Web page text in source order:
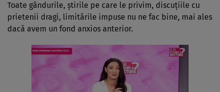
Toate gândurile, știrile pe care le privim, discuțiile cu
prietenii dragi, limitările impuse nu ne fac bine, mai ales
dacă avem un fond anxios anterior.